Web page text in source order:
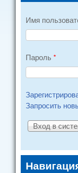
Имя
Пароль *
Запросить